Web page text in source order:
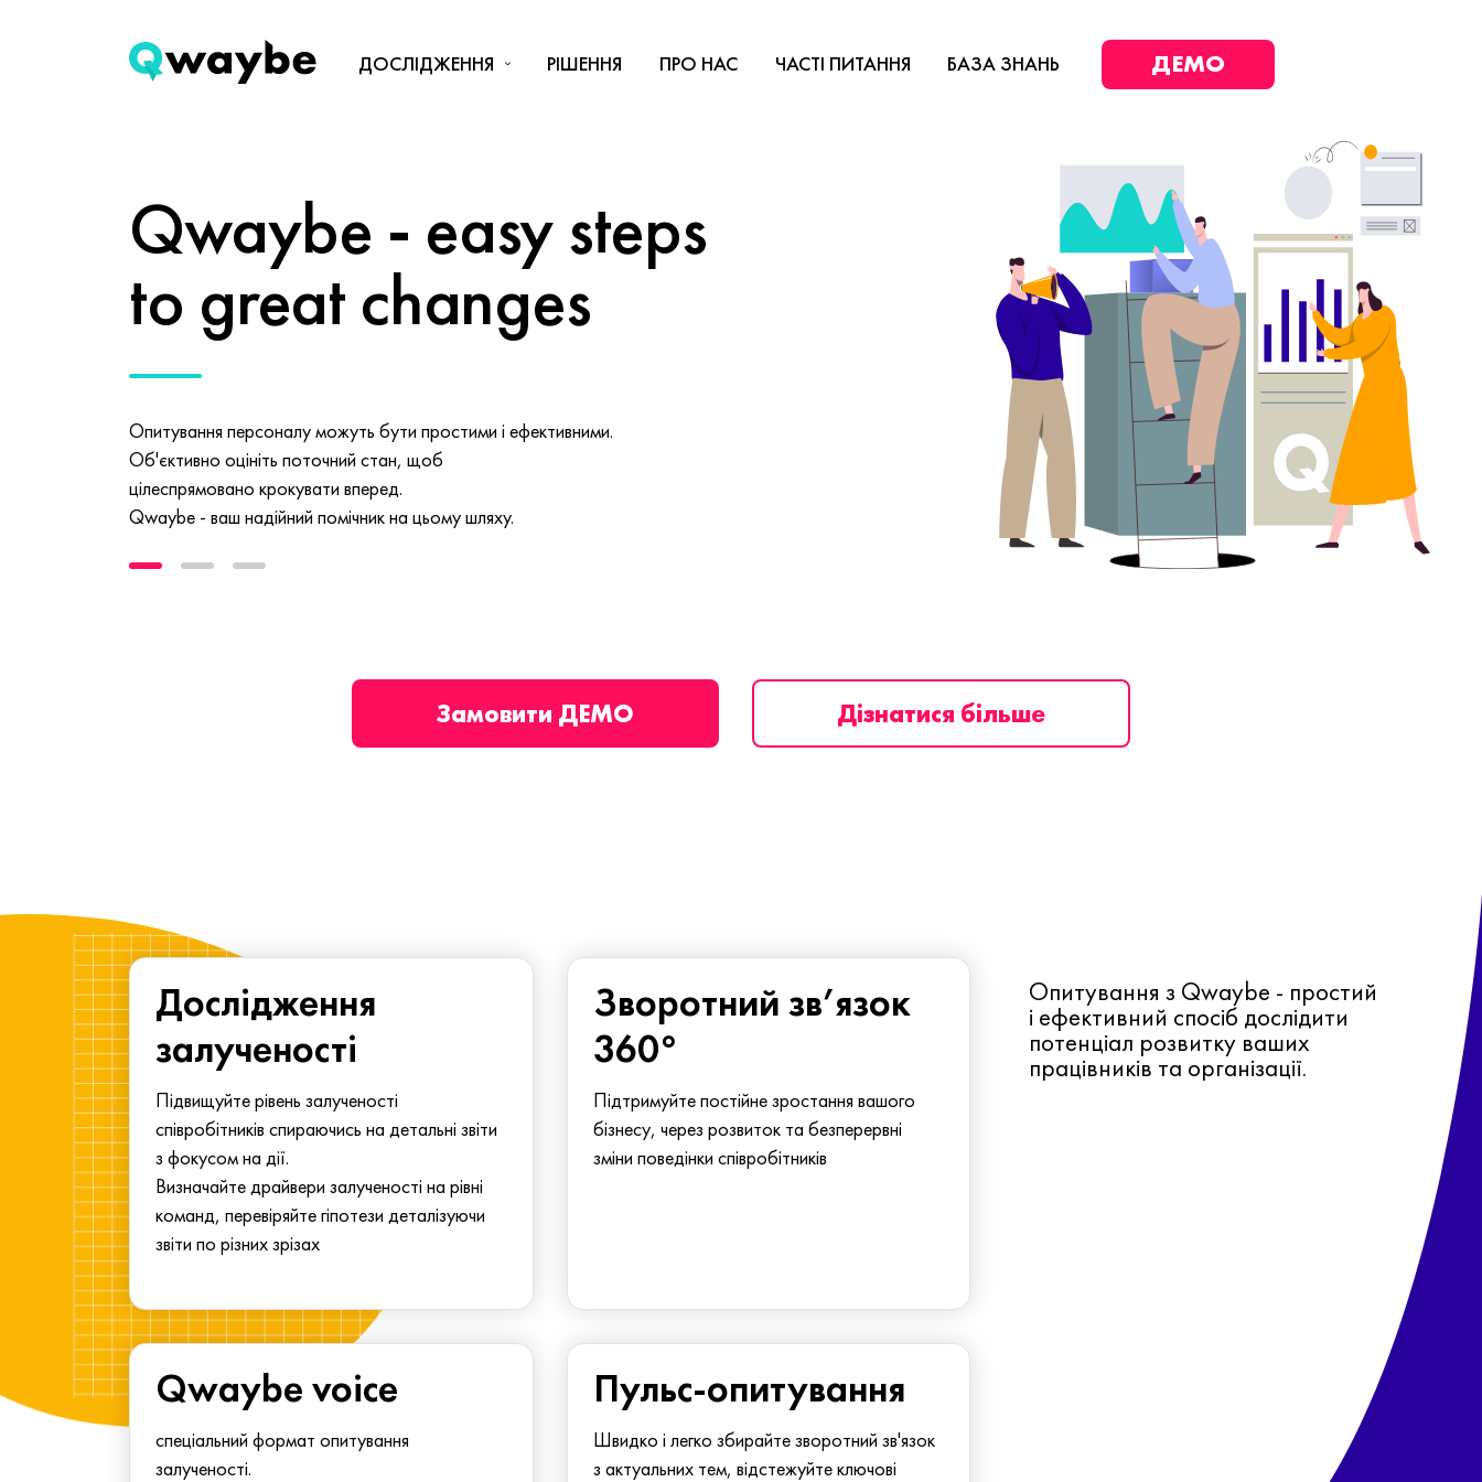
ДОСЛІДЖЕННЯ РІШЕННЯ ПРО НАС ЧАСТІ ПИТАННЯ БАЗА ЗНАНЬ ДЕМО
Qwaybe - easy steps
to great changes
Опитування персоналу можуть бути простими і ефективними.
Об'єктивно оцініть поточний стан, щоб
цілеспрямовано крокувати вперед.
Qwaybe - ваш надійний помічник на цьому шляху.
Замовити ДЕМО Дізнатися більше
Дослідження
залученості
Підвищуйте рівень залученості
співробітників спираючись на детальні звіти
з фокусом на дії.
Визначайте драйвери залученості на рівні
команд, перевіряйте гіпотези деталізуючи
звіти по різних зрізах
Зворотний зв’язок
360°
Підтримуйте постійне зростання вашого
бізнесу, через розвиток та безперервні
зміни поведінки співробітників
Опитування з Qwaybe - простий
і ефективний спосіб дослідити
потенціал розвитку ваших
працівників та організації.
Qwaybe voice
спеціальний формат опитування
залученості.
Пульс-опитування
Швидко і легко збирайте зворотний зв'язок
з актуальних тем, відстежуйте ключові